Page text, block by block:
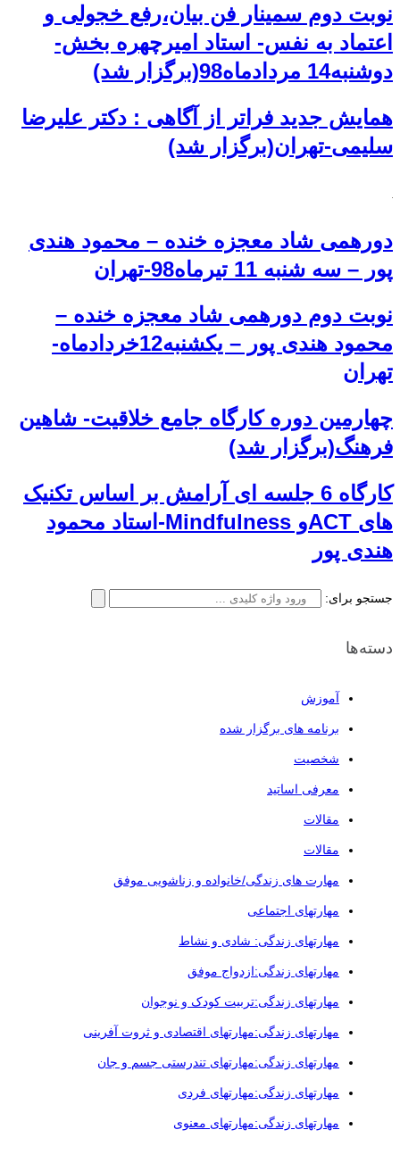
نوبت دوم سمینار فن بیان،رفع خجولی و
اعتماد به نفس- استاد امیرچهره بخش-
دوشنبه14 مردادماه98(برگزار شد)
همایش جدید فراتر از آگاهی : دکتر علیرضا
سلیمی-تهران(برگزار شد)
دورهمی شاد معجزه خنده – محمود هندی
پور – سه شنبه 11 تیرماه98-تهران
نوبت دوم دورهمی شاد معجزه خنده –
محمود هندی پور – یکشنبه12خردادماه-
تهران
چهارمین دوره کارگاه جامع خلاقیت- شاهین
فرهنگ(برگزار شد)
کارگاه 6 جلسه ای آرامش بر اساس تکنیک
های ACTو Mindfulness-استاد محمود
هندی پور
جستجو برای:
دسته‌ها
آموزش
برنامه های برگزار شده
شخصیت
معرفی اساتید
مقالات
مقالات
مهارت های زندگی/خانواده و زناشویی موفق
مهارتهای اجتماعی
مهارتهای زندگی: شادی و نشاط
مهارتهای زندگی:ازدواج موفق
مهارتهای زندگی:تربیت کودک و نوجوان
مهارتهای زندگی:مهارتهای اقتصادی و ثروت آفرینی
مهارتهای زندگی:مهارتهای تندرستی جسم و جان
مهارتهای زندگی:مهارتهای فردی
مهارتهای زندگی:مهارتهای معنوی